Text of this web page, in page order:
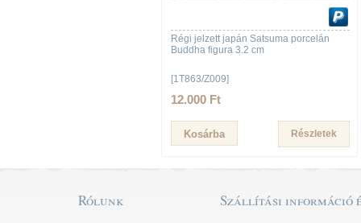
Régi jelzett japán Satsuma porcelán
Buddha figura 3.2 cm
[1T863/Z009]
12.000 Ft
Részletek
Rólunk Szállítási információ